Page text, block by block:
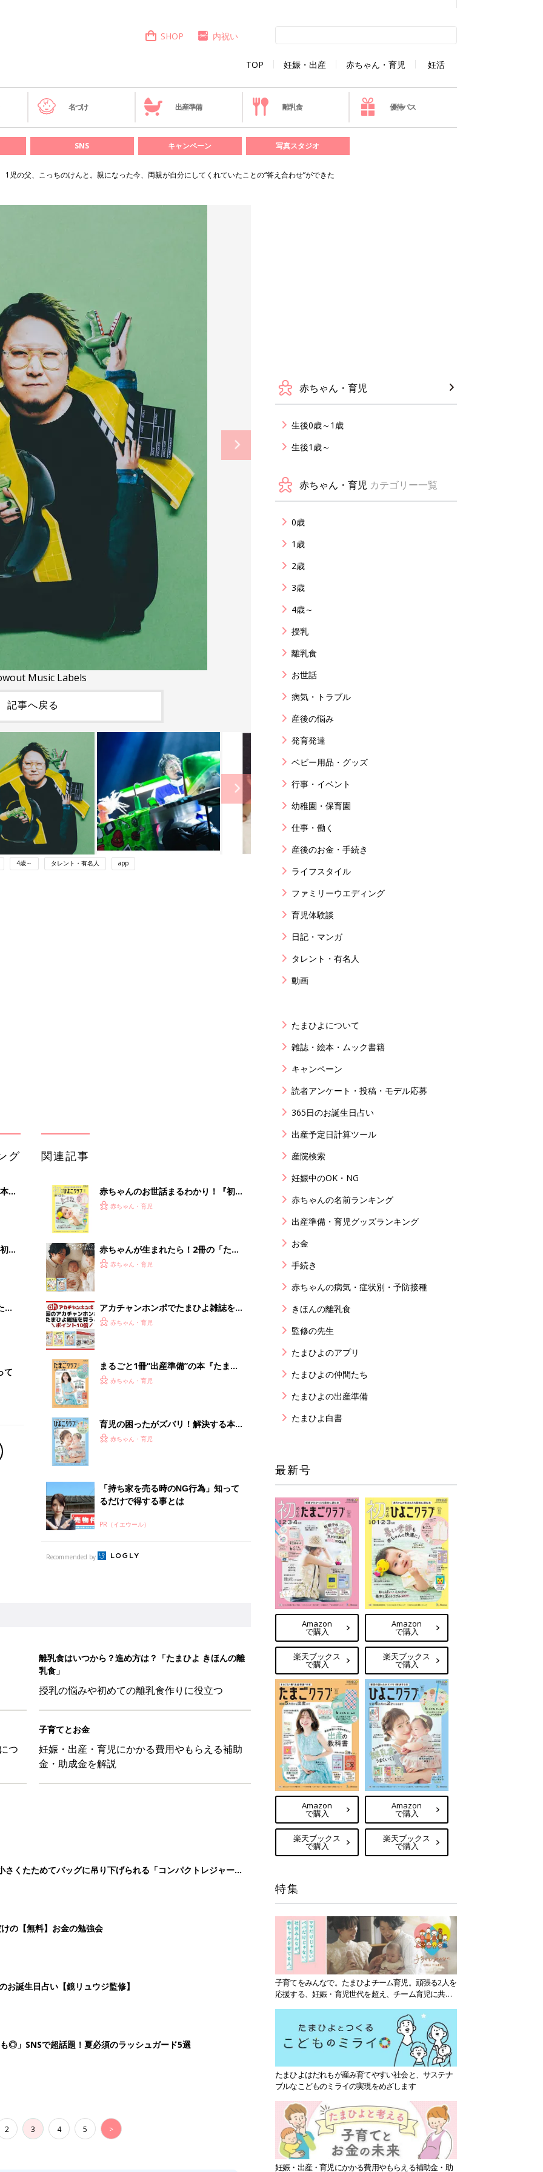
TOP 妊娠・出産 赤ちゃん・育児 妊活
SHOP 内祝い
名づけ 出産準備 離乳食 優待パス
SNS キャンペーン 写真スタジオ
1児の父、こっちのけんと。親になった今、両親が自分にしてくれていたことの“答え合わせ”ができた
Music Labels
記事へ戻る
4歳～ タレント・有名人 app
夫婦で予習する 出産の教科書
になるまで、育児に役立つ情報がいっ
ぱい！
PR（イエウール）
離乳食はいつから？進め方は？「たまひよ きほんの離
授乳の悩みや初めての離乳食作りに役立つ
子育てとお金
妊娠・出産・育児にかかる費用やもらえる補助
金・助成金を解説
くたためてバッグに吊り下げられる「コンパクトレジャーシ
の【無料】お金の勉強会
誕生日占い【鏡リュウジ監修】
2 3 4 5
赤ちゃん・育児
生後0歳～1歳
生後1歳～
赤ちゃん・育児 カテゴリー一覧
0歳
1歳
2歳
3歳
4歳～
授乳
離乳食
お世話
病気・トラブル
産後の悩み
発育発達
ベビー用品・グッズ
行事・イベント
幼稚園・保育園
仕事・働く
産後のお金・手続き
ライフスタイル
ファミリーウエディング
育児体験談
日記・マンガ
タレント・有名人
動画
たまひよについて
雑誌・絵本・ムック書籍
キャンペーン
読者アンケート・投稿・モデル応募
365日のお誕生日占い
出産予定日計算ツール
産院検索
妊娠中のOK・NG
赤ちゃんの名前ランキング
出産準備・育児グッズランキング
お金
手続き
赤ちゃんの病気・症状別・予防接種
きほんの離乳食
監修の先生
たまひよのアプリ
たまひよの仲間たち
たまひよの出産準備
たまひよ白書
最新号
Amazon
で購入
楽天ブックス
で購入
Amazon
で購入
楽天ブックス
で購入
Amazon
で購入
楽天ブックス
で購入
Amazon
で購入
楽天ブックス
で購入
特集
子育てをみんなで。たまひよチーム育児。頑張る2人を
応援する、妊娠・育児世代を超え、チーム育児に共感
たまひよはだれもが産み育てやすい社会と、サステナ
ブルなこどものミライの実現をめざします
妊娠・出産・育児にかかる費用やもらえる補助金・助